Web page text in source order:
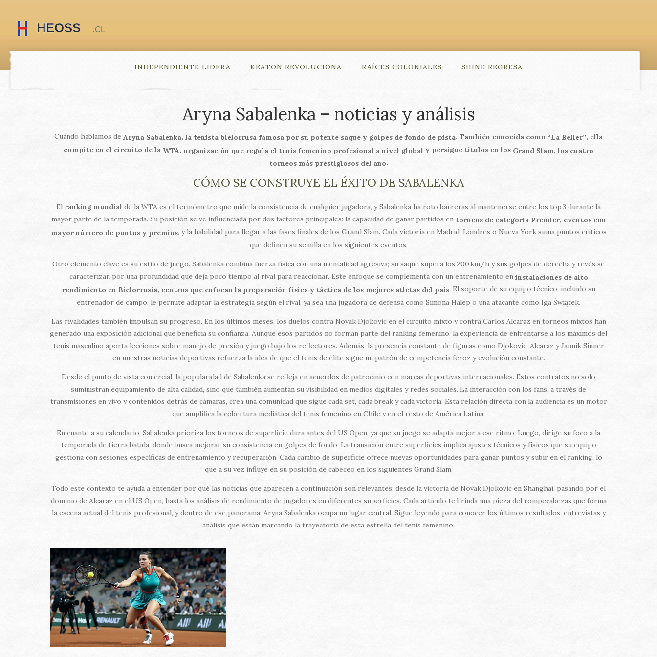
INDEPENDIENTE LIDERA KEATON REVOLUCIONA RAÍCES COLONIALES SHINE REGRESA
Aryna Sabalenka – noticias y análisis
Cuando hablamos de Aryna Sabalenka, la tenista bielorrusa famosa por su potente saque y golpes de fondo de pista. También conocida como “La Belier”, ella
compite en el circuito de la WTA, organización que regula el tenis femenino profesional a nivel global y persigue títulos en los Grand Slam, los cuatro
torneos más prestigiosos del año.
CÓMO SE CONSTRUYE EL ÉXITO DE SABALENKA
El ranking mundial de la WTA es el termómetro que mide la consistencia de cualquier jugadora, y Sabalenka ha roto barreras al mantenerse entre los top 3 durante la
mayor parte de la temporada. Su posición se ve influenciada por dos factores principales: la capacidad de ganar partidos en torneos de categoría Premier, eventos con
mayor número de puntos y premios, y la habilidad para llegar a las fases finales de los Grand Slam. Cada victoria en Madrid, Londres o Nueva York suma puntos críticos
que definen su semilla en los siguientes eventos.
Otro elemento clave es su estilo de juego. Sabalenka combina fuerza física con una mentalidad agresiva; su saque supera los 200 km/h y sus golpes de derecha y revés se
caracterizan por una profundidad que deja poco tiempo al rival para reaccionar. Este enfoque se complementa con un entrenamiento en instalaciones de alto
rendimiento en Bielorrusia, centros que enfocan la preparación física y táctica de los mejores atletas del país. El soporte de su equipo técnico, incluido su
entrenador de campo, le permite adaptar la estrategia según el rival, ya sea una jugadora de defensa como Simona Halep o una atacante como Iga Świątek.
Las rivalidades también impulsan su progreso. En los últimos meses, los duelos contra Novak Djokovic en el circuito mixto y contra Carlos Alcaraz en torneos mixtos han
generado una exposición adicional que beneficia su confianza. Aunque esos partidos no forman parte del ranking femenino, la experiencia de enfrentarse a los máximos del
tenis masculino aporta lecciones sobre manejo de presión y juego bajo los reflectores. Además, la presencia constante de figuras como Djokovic, Alcaraz y Jannik Sinner
en nuestras noticias deportivas refuerza la idea de que el tenis de élite sigue un patrón de competencia feroz y evolución constante.
Desde el punto de vista comercial, la popularidad de Sabalenka se refleja en acuerdos de patrocinio con marcas deportivas internacionales. Estos contratos no solo
suministran equipamiento de alta calidad, sino que también aumentan su visibilidad en medios digitales y redes sociales. La interacción con los fans, a través de
transmisiones en vivo y contenidos detrás de cámaras, crea una comunidad que sigue cada set, cada break y cada victoria. Esta relación directa con la audiencia es un motor
que amplifica la cobertura mediática del tenis femenino en Chile y en el resto de América Latina.
En cuanto a su calendario, Sabalenka prioriza los torneos de superficie dura antes del US Open, ya que su juego se adapta mejor a ese ritmo. Luego, dirige su foco a la
temporada de tierra batida, donde busca mejorar su consistencia en golpes de fondo. La transición entre superficies implica ajustes técnicos y físicos que su equipo
gestiona con sesiones específicas de entrenamiento y recuperación. Cada cambio de superficie ofrece nuevas oportunidades para ganar puntos y subir en el ranking, lo
que a su vez influye en su posición de cabeceo en los siguientes Grand Slam.
Todo este contexto te ayuda a entender por qué las noticias que aparecen a continuación son relevantes: desde la victoria de Novak Djokovic en Shanghai, pasando por el
dominio de Alcaraz en el US Open, hasta los análisis de rendimiento de jugadores en diferentes superficies. Cada artículo te brinda una pieza del rompecabezas que forma
la escena actual del tenis profesional, y dentro de ese panorama, Aryna Sabalenka ocupa un lugar central. Sigue leyendo para conocer los últimos resultados, entrevistas y
análisis que están marcando la trayectoria de esta estrella del tenis femenino.